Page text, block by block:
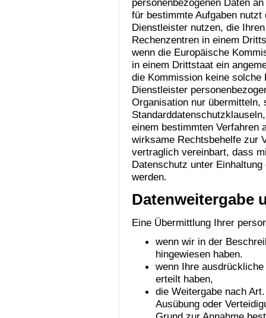
für bestimmte Aufgaben
Dienstleister nutzen, die
Rechenzentren in einem
wenn die Europäische
in einem Drittstaat ein
die Kommission keine solche
Dienstleister
Organisation nur übermitteln,
einem bestimmten Verfahren
wirksame Rechtsbehelfe zur
vertraglich vereinbart, dass
Datenschutz unter
werden.
Datenweitergabe
Eine Übermittlung Ihrer
wenn wir in der
hingewiesen haben.
wenn Ihre
erteilt haben,
die Weitergabe nach
Ausübung oder